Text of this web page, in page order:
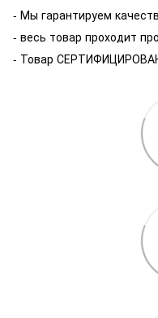
- Мы гарантируем
- весь товар проходит
- Товар